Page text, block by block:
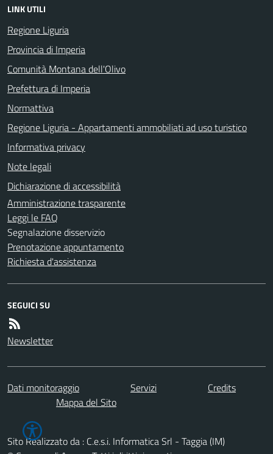
LINK UTILI
Regione Liguria
Provincia di Imperia
Comunità Montana dell'Olivo
Prefettura di Imperia
Normattiva
Regione Liguria - Appartamenti ammobiliati ad uso turistico
Informativa privacy
Note legali
Dichiarazione di accessibilità
Amministrazione trasparente
Leggi le FAQ
Segnalazione disservizio
Prenotazione appuntamento
Richiesta d'assistenza
SEGUICI SU
Newsletter
Dati monitoraggio Servizi
Credits
Mappa del Sito
Sito Realizzato da : C.e.s.i. Informatica Srl - Taggia (IM)